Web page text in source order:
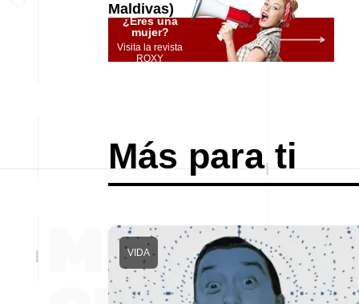
Maldivas)
¿Eres una
mujer?
Visita la revista
ROXY
Más para ti
VIDA